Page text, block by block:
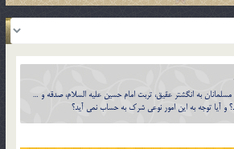
به انگشتر عقيق، تربت امام حسين عليه السلام، صدقه و …
و آيا توجه به اين امور نوعي شرک به حساب نمي آيد؟